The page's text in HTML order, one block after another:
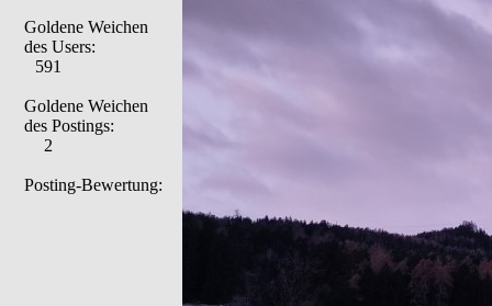
Goldene Weichen
des Users:
591
Goldene Weichen
des Postings:
2
Posting-Bewertung: